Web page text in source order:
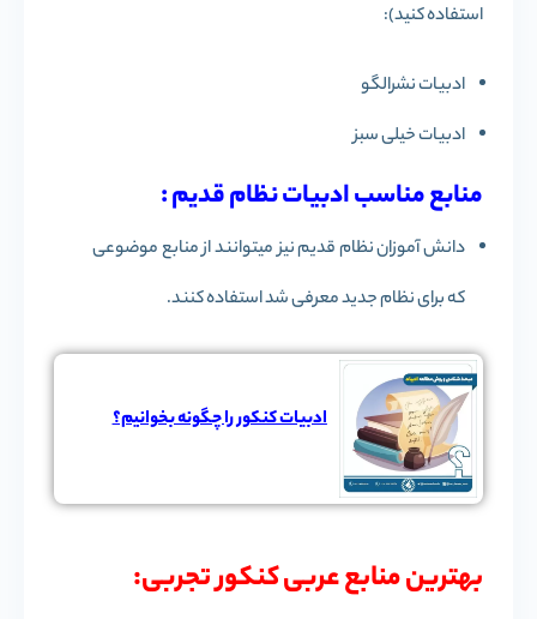
استفاده کنید):
ادبیات نشرالگو
ادبیات خیلی سبز
منابع مناسب ادبیات نظام قدیم :
دانش آموزان نظام قدیم نیز میتوانند از منابع موضوعی
که برای نظام جدید معرفی شد استفاده کنند.
ادبیات کنکور را چگونه بخوانیم؟
بهترین منابع عربی کنکور تجربی: